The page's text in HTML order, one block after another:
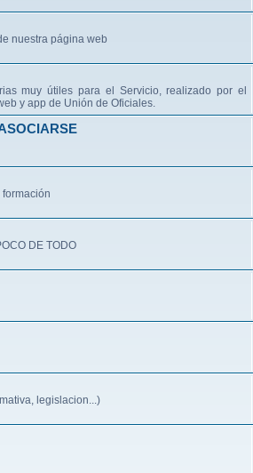
nuestra página web
muy útiles para el Servicio, realizado por el
y app de Unión de Oficiales.
DE TODO
legislacion...)